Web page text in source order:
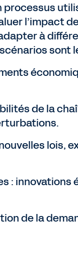
l’impact
à
sont
de la
lois,
:
de la